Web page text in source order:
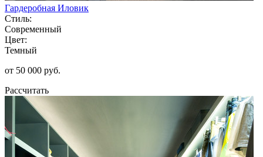
Гардеробная Иловик
Стиль:
Современный
Цвет:
Темный
от 50 000 руб.
Рассчитать